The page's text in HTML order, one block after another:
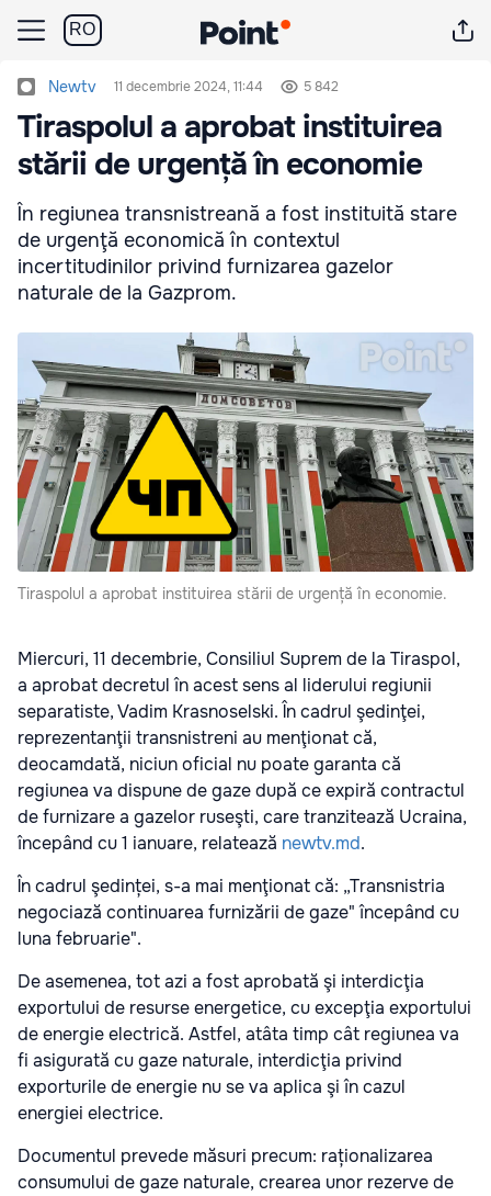
RO
Newtv 11 decembrie 2024, 11:44 5 842
Tiraspolul a aprobat instituirea
stării de urgență în economie
În regiunea transnistreană a fost instituită stare
de urgenţă economică în contextul
incertitudinilor privind furnizarea gazelor
naturale de la Gazprom.
Tiraspolul a aprobat instituirea stării de urgență în economie.
Miercuri, 11 decembrie, Consiliul Suprem de la Tiraspol,
a aprobat decretul în acest sens al liderului regiunii
separatiste, Vadim Krasnoselski. În cadrul şedinţei,
reprezentanţii transnistreni au menţionat că,
deocamdată, niciun oficial nu poate garanta că
regiunea va dispune de gaze după ce expiră contractul
de furnizare a gazelor ruseşti, care tranzitează Ucraina,
începând cu 1 ianuare, relatează newtv.md.
În cadrul şedinței, s-a mai menţionat că: „Transnistria
negociază continuarea furnizării de gaze" începând cu
luna februarie".
De asemenea, tot azi a fost aprobată şi interdicţia
exportului de resurse energetice, cu excepţia exportului
de energie electrică. Astfel, atâta timp cât regiunea va
fi asigurată cu gaze naturale, interdicţia privind
exporturile de energie nu se va aplica şi în cazul
energiei electrice.
Documentul prevede măsuri precum: raționalizarea
consumului de gaze naturale, crearea unor rezerve de